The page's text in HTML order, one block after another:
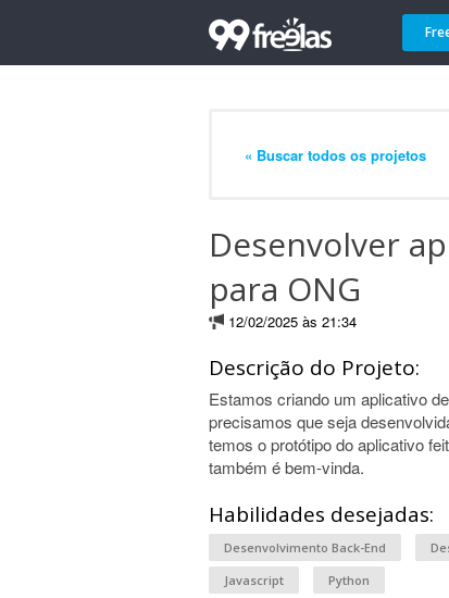
« Buscar todos os projetos
Desenvolver
para ONG
12/02/2025 às 21:34
Descrição do Projeto:
Estamos criando um aplicativo
precisamos que seja
temos o protótipo do aplicativo
também é bem-vinda.
Habilidades desejadas:
Desenvolvimento Back-End
Javascript
Python